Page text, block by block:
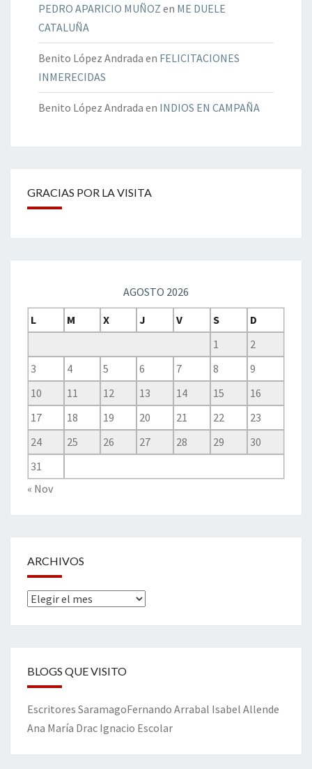
PEDRO APARICIO MUÑOZ en ME DUELE
CATALUÑA
Benito López Andrada en FELICITACIONES
INMERECIDAS
Benito López Andrada en INDIOS EN CAMPAÑA
GRACIAS POR LA VISITA
AGOSTO 2026
L
M X J V S
D
1
2
3
4 5 6 7 8
9
10
11 12 13 14 15
16
17
18 19 20 21 22
23
24
25 26 27 28 29
30
31
« Nov
ARCHIVOS
Archivos
BLOGS QUE VISITO
Escritores SaramagoFernando Arrabal Isabel Allende
Ana María Drac Ignacio Escolar